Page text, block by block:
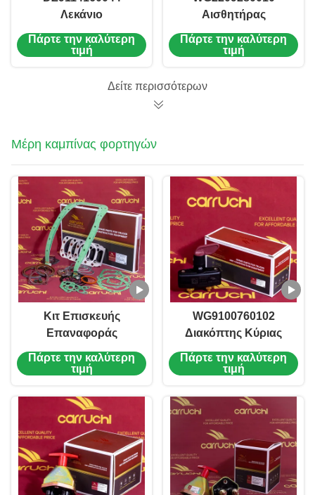
Λεκάνιο
απελευθέρωσης
συμπλέκτη C124C203
Shacman F2000
Πάρτε την καλύτερη
τιμή
Αισθητήρας
ταχύτητας οδόμετρου
για SINOTRUK HOWO
Πάρτε την καλύτερη
τιμή
Δείτε περισσότερων
Μέρη καμπίνας φορτηγών
Κιτ Επισκευής
Επαναφοράς
Κινητήρα WP16 WP6-
DXB KM8200144
Θερμότητα Κιτ
Επαναφοράς
Κινητήρα
Πάρτε την καλύτερη
τιμή
WG9100760102
Διακόπτης Κύριας
Μπαταρίας
KM3600023 Sinotruk
Αποσύνδεση Κύριας
Μπαταρίας
Πάρτε την καλύτερη
τιμή